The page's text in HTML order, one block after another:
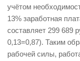
учётом
13% заработная
составляет 299 689
0,13=0,87). Таким
рабочей силы,